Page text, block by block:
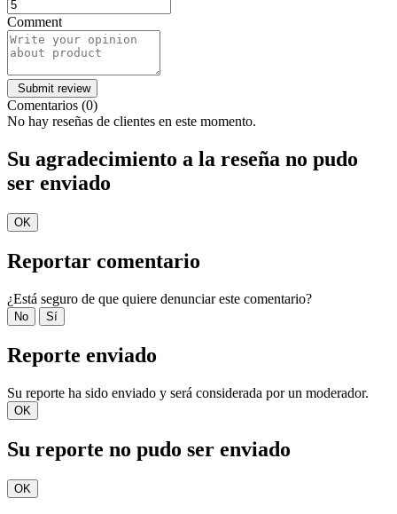
Comment
Comentarios (0)
No hay reseñas de clientes en este momento.
Su agradecimiento a la reseña no pudo
ser enviado
OK
Reportar comentario
¿Está seguro de que quiere denunciar este comentario?
No Sí
Reporte enviado
Su reporte ha sido enviado y será considerada por un moderador.
OK
Su reporte no pudo ser enviado
OK